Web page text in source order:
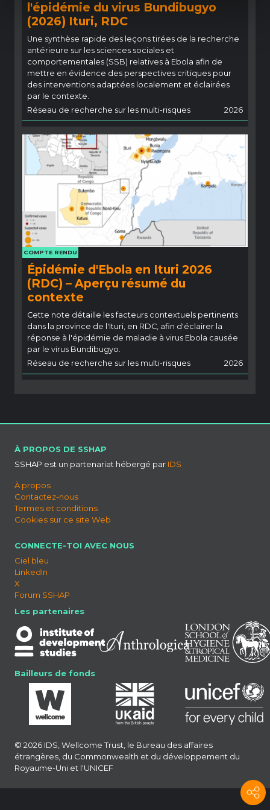
l'épidémie du virus Bundibugyo
(2026) Ituri, RDC
Une synthèse rapide des leçons tirées de la recherche
antérieure sur les sciences sociales et
comportementales (SSB) relatives à Ebola afin de
mettre en évidence des perspectives critiques pour
des interventions adaptées localement et éclairées
par le contexte.
Réseau de recherche sur les multi-risques
2026
COMPTE RENDU
Épidémie d'Ebola en Ituri 2026
(RDC) – Aperçu résumé du
contexte
Cette note détaille les facteurs contextuels pertinents
dans la province de l'Ituri, en RDC, afin d'éclairer la
réponse à l'épidémie de maladie à virus Ebola causée
par le virus Bundibugyo.
Réseau de recherche sur les multi-risques
2026
À PROPOS DE SSHAP
SSHAP est un partenariat hébergé par IDS
À propos
Contactez-nous
Termes et conditions
Cookies sur ce site Web
CONNECTE-TOI AVEC NOUS
Ciel bleu
LinkedIn
X
Forum SSHAP
Les partenaires
Bailleurs de fonds
© 2026 IDS, Wellcome Trust, le Bureau des affaires
étrangères, du Commonwealth et du développement du
Royaume-Uni et l'UNICEF